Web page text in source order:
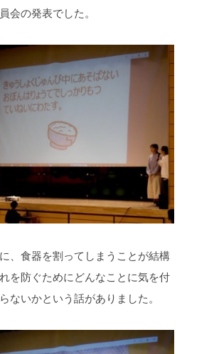
会の発表でした。
、食器を割ってしまうことが結構
を防ぐためにどんなことに気を付
ないかという話がありました。